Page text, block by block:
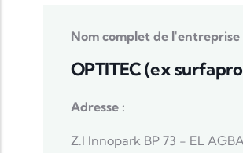
Nom complet de l'entreprise
OPTITEC (ex
Adresse :
Z.I Innopark BP 73 - EL